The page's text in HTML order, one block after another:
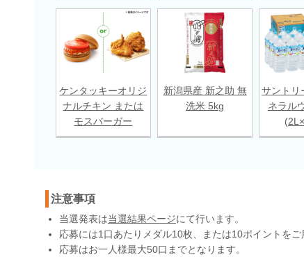
ケンタッキーオリジ
ナルチキン または
モスバーガー
新潟県産 新之助 無
洗米 5kg
サントリ
ネラル
注意事項
当選発表は当選結果ページにて行います。
応募には1口あたりメダル10枚、または10ポイントをご
応募はお一人様最大50口までとなります。